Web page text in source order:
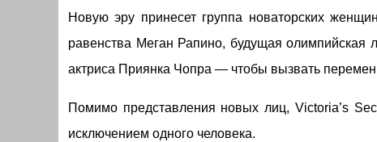
Новую эру принесет группа новаторских
равенства Меган Рапино, будущая
актриса Приянка Чопра — чтобы вызвать
Помимо представления новых лиц, Victoria’s
исключением одного человека.